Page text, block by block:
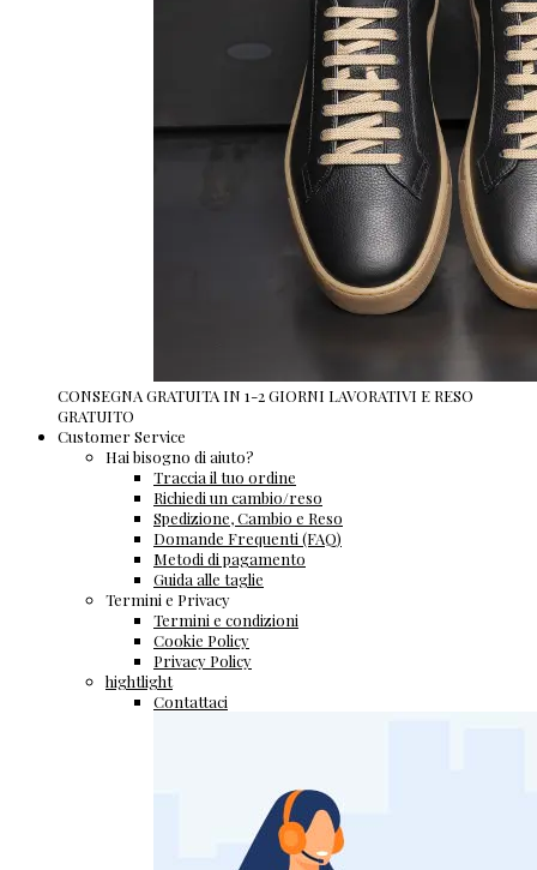
CONSEGNA GRATUITA IN 1-2 GIORNI LAVORATIVI E RESO
GRATUITO
Customer Service
Hai bisogno di aiuto?
Traccia il tuo ordine
Richiedi un cambio/reso
Spedizione, Cambio e Reso
Domande Frequenti (FAQ)
Metodi di pagamento
Guida alle taglie
Termini e Privacy
Termini e condizioni
Cookie Policy
Privacy Policy
hightlight
Contattaci